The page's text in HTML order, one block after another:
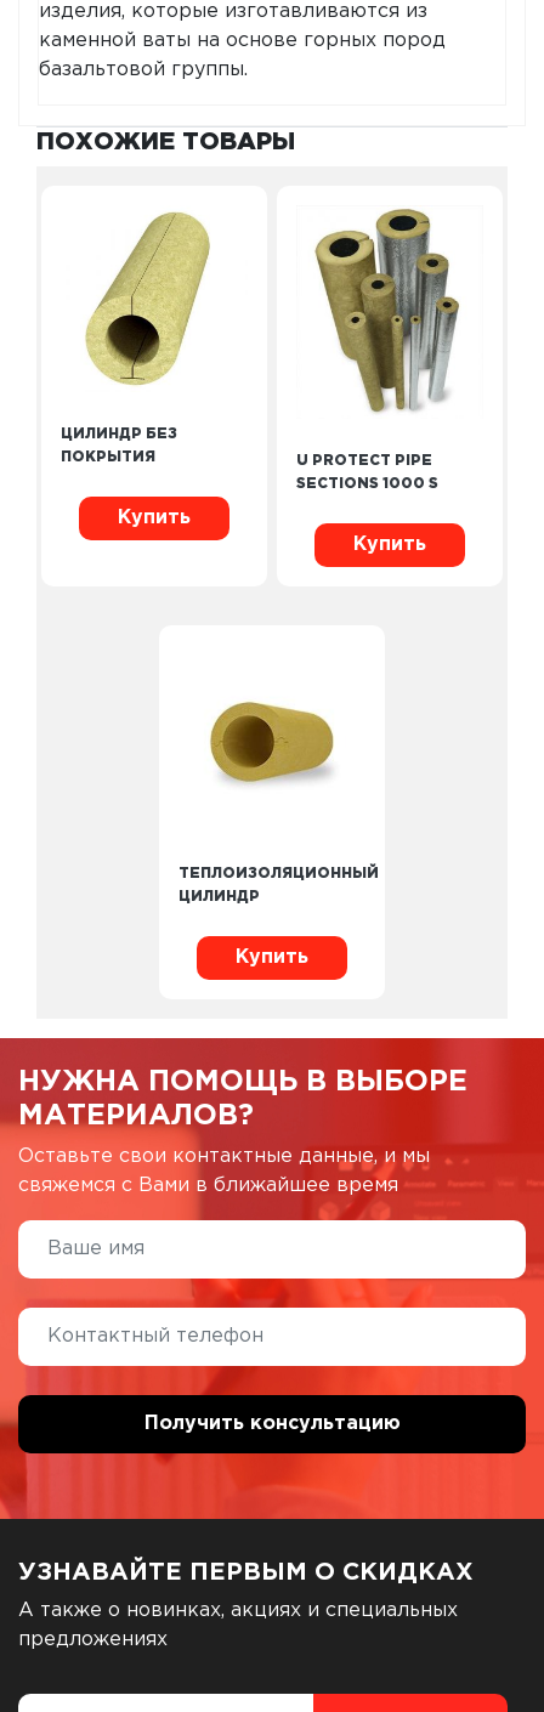
изделия, которые изготавливаются из
каменной ваты на основе горных пород
базальтовой группы.
ПОХОЖИЕ ТОВАРЫ
ЦИЛИНДР БЕЗ
ПОКРЫТИЯ
Купить
U PROTECT PIPE
SECTIONS 1000 S
Купить
ТЕПЛОИЗОЛЯЦИОННЫЙ
ЦИЛИНДР
Купить
НУЖНА ПОМОЩЬ В ВЫБОРЕ
МАТЕРИАЛОВ?
Оставьте свои контактные данные, и мы
свяжемся с Вами в ближайшее время
УЗНАВАЙТЕ ПЕРВЫМ О СКИДКАХ
А также о новинках, акциях и специальных
предложениях